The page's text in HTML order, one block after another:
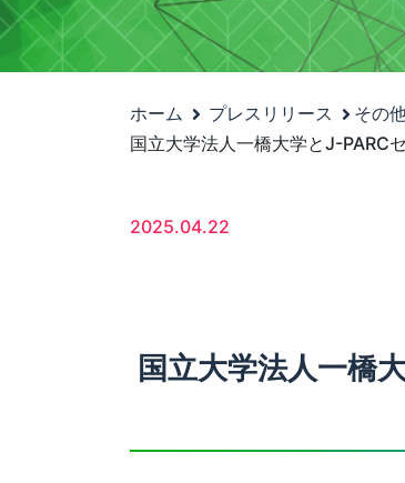
ホーム プレスリリース
その
国立大学法人一橋大学とJ-PARC
2025.04.22
国立大学法人一橋